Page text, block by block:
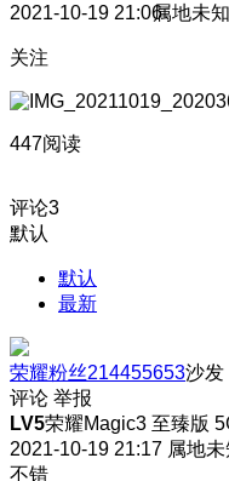
2021-10-19 21:06属地未知
关注
447阅读
评论3
默认
默认
最新
荣耀粉丝214455653沙发
评论 举报
LV5荣耀Magic3 至臻版
2021-10-19 21:17 属地未
不错